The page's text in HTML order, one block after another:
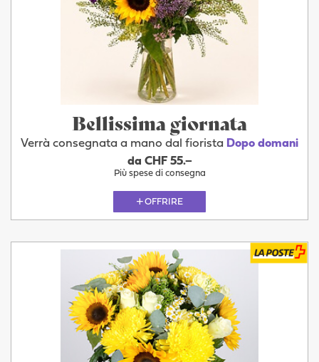
Bellissima giornata
Verrà consegnata a mano dal fiorista Dopo domani
da CHF 55.–
Più spese di consegna
OFFRIRE